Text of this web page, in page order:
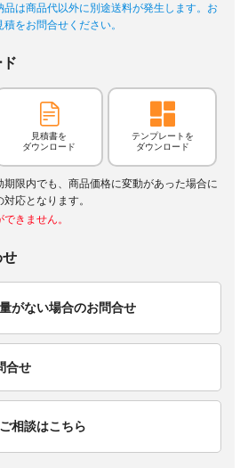
は商品代以外に別途送料が発生します。お
をお問合せください。
見積書を
ダウンロード
テンプレートを
ダウンロード
限内でも、商品価格に変動があった場合に
応となります。
きません。
せ
がない場合のお問合せ
合せ
相談はこちら